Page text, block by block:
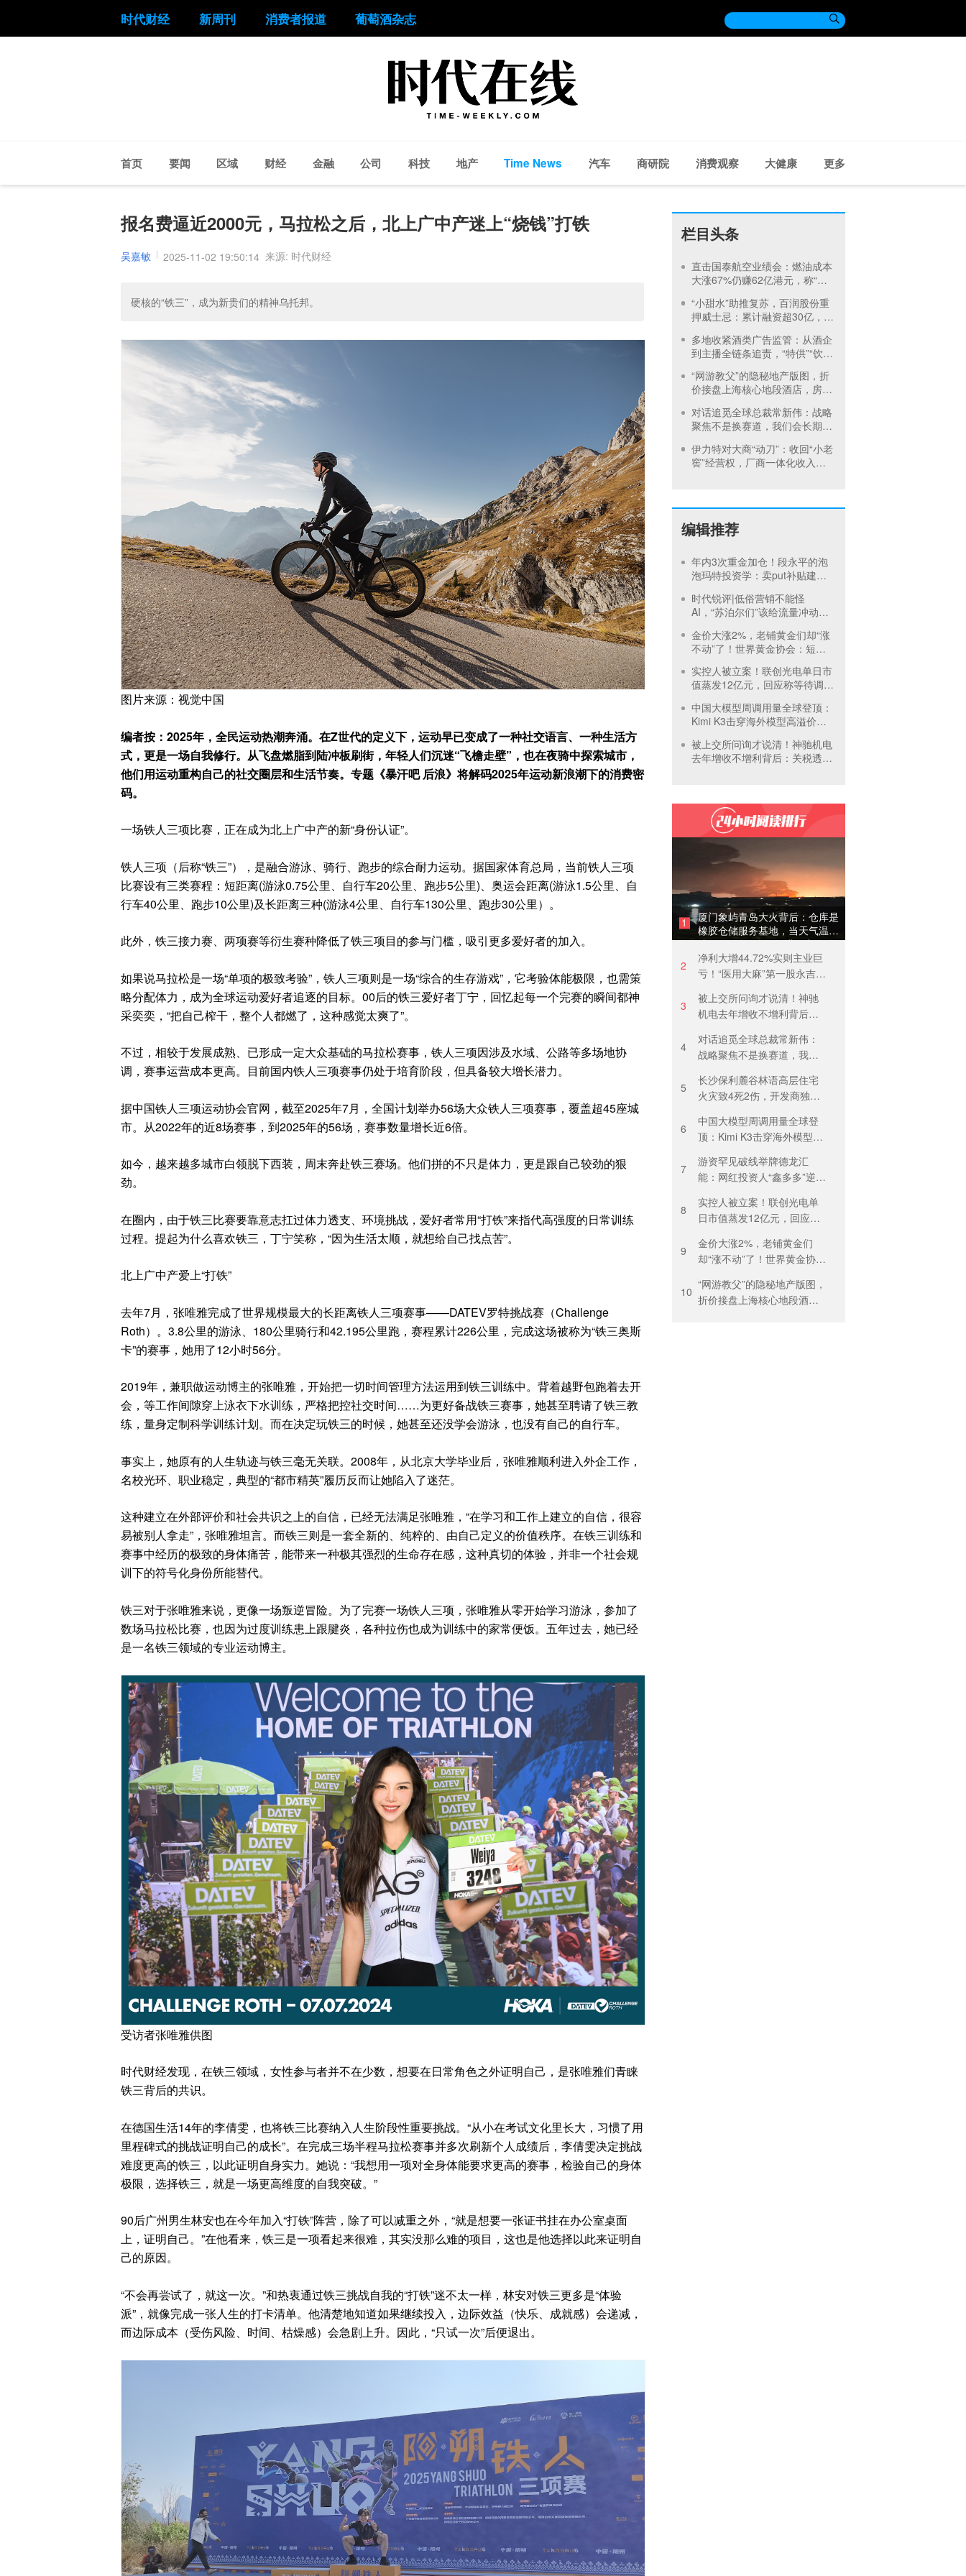
时代财经 新周刊 消费者报道 葡萄酒杂志 
首页 要闻 区域 财经 金融 公司 科技 地产 Time News 汽车 商研院 消费观察 大健康 更多
报名费逼近2000元，马拉松之后，北上广中产迷上“烧钱”打铁
吴嘉敏 2025-11-02 19:50:14 来源: 时代财经
硬核的“铁三”，成为新贵们的精神乌托邦。
图片来源：视觉中国
编者按：2025年，全民运动热潮奔涌。在Z世代的定义下，运动早已变成了一种社交语言、一种生活方
式，更是一场自我修行。从飞盘燃脂到陆冲板刷街，年轻人们沉迷“飞檐走壁”，也在夜骑中探索城市，
他们用运动重构自己的社交圈层和生活节奏。专题《暴汗吧 后浪》将解码2025年运动新浪潮下的消费密
码。
一场铁人三项比赛，正在成为北上广中产的新“身份认证”。
铁人三项（后称“铁三”），是融合游泳、骑行、跑步的综合耐力运动。据国家体育总局，当前铁人三项
比赛设有三类赛程：短距离(游泳0.75公里、自行车20公里、跑步5公里)、奥运会距离(游泳1.5公里、自
行车40公里、跑步10公里)及长距离三种(游泳4公里、自行车130公里、跑步30公里）。
此外，铁三接力赛、两项赛等衍生赛种降低了铁三项目的参与门槛，吸引更多爱好者的加入。
如果说马拉松是一场“单项的极致考验”，铁人三项则是一场“综合的生存游戏”，它考验体能极限，也需策
略分配体力，成为全球运动爱好者追逐的目标。00后的铁三爱好者丁宁，回忆起每一个完赛的瞬间都神
采奕奕，“把自己榨干，整个人都燃了，这种感觉太爽了”。
不过，相较于发展成熟、已形成一定大众基础的马拉松赛事，铁人三项因涉及水域、公路等多场地协
调，赛事运营成本更高。目前国内铁人三项赛事仍处于培育阶段，但具备较大增长潜力。
据中国铁人三项运动协会官网，截至2025年7月，全国计划举办56场大众铁人三项赛事，覆盖超45座城
市。从2022年的近8场赛事，到2025年的56场，赛事数量增长近6倍。
如今，越来越多城市白领脱下西装，周末奔赴铁三赛场。他们拼的不只是体力，更是跟自己较劲的狠
劲。
在圈内，由于铁三比赛要靠意志扛过体力透支、环境挑战，爱好者常用“打铁”来指代高强度的日常训练
过程。提起为什么喜欢铁三，丁宁笑称，“因为生活太顺，就想给自己找点苦”。
北上广中产爱上“打铁”
去年7月，张唯雅完成了世界规模最大的长距离铁人三项赛事——DATEV罗特挑战赛（Challenge
Roth）。3.8公里的游泳、180公里骑行和42.195公里跑，赛程累计226公里，完成这场被称为“铁三奥斯
卡”的赛事，她用了12小时56分。
2019年，兼职做运动博主的张唯雅，开始把一切时间管理方法运用到铁三训练中。背着越野包跑着去开
会，等工作间隙穿上泳衣下水训练，严格把控社交时间……为更好备战铁三赛事，她甚至聘请了铁三教
练，量身定制科学训练计划。而在决定玩铁三的时候，她甚至还没学会游泳，也没有自己的自行车。
事实上，她原有的人生轨迹与铁三毫无关联。2008年，从北京大学毕业后，张唯雅顺利进入外企工作，
名校光环、职业稳定，典型的“都市精英”履历反而让她陷入了迷茫。
这种建立在外部评价和社会共识之上的自信，已经无法满足张唯雅，“在学习和工作上建立的自信，很容
易被别人拿走”，张唯雅坦言。而铁三则是一套全新的、纯粹的、由自己定义的价值秩序。在铁三训练和
赛事中经历的极致的身体痛苦，能带来一种极其强烈的生命存在感，这种真切的体验，并非一个社会规
训下的符号化身份所能替代。
铁三对于张唯雅来说，更像一场叛逆冒险。为了完赛一场铁人三项，张唯雅从零开始学习游泳，参加了
数场马拉松比赛，也因为过度训练患上跟腱炎，各种拉伤也成为训练中的家常便饭。五年过去，她已经
是一名铁三领域的专业运动博主。
受访者张唯雅供图
时代财经发现，在铁三领域，女性参与者并不在少数，想要在日常角色之外证明自己，是张唯雅们青睐
铁三背后的共识。
在德国生活14年的李倩雯，也将铁三比赛纳入人生阶段性重要挑战。“从小在考试文化里长大，习惯了用
里程碑式的挑战证明自己的成长”。在完成三场半程马拉松赛事并多次刷新个人成绩后，李倩雯决定挑战
难度更高的铁三，以此证明自身实力。她说：“我想用一项对全身体能要求更高的赛事，检验自己的身体
极限，选择铁三，就是一场更高维度的自我突破。”
90后广州男生林安也在今年加入“打铁”阵营，除了可以减重之外，“就是想要一张证书挂在办公室桌面
上，证明自己。”在他看来，铁三是一项看起来很难，其实没那么难的项目，这也是他选择以此来证明自
己的原因。
“不会再尝试了，就这一次。”和热衷通过铁三挑战自我的“打铁”迷不太一样，林安对铁三更多是“体验
派”，就像完成一张人生的打卡清单。他清楚地知道如果继续投入，边际效益（快乐、成就感）会递减，
而边际成本（受伤风险、时间、枯燥感）会急剧上升。因此，“只试一次”后便退出。
栏目头条
直击国泰航空业绩会：燃油成本
大涨67%仍赚62亿港元，称“燃
“小甜水”助推复苏，百润股份重
押威士忌：累计融资超30亿，定
多地收紧酒类广告监管：从酒企
到主播全链条追责，“特供”“饮酒
“网游教父”的隐秘地产版图，折
价接盘上海核心地段酒店，房价
对话追觅全球总裁常新伟：战略
聚焦不是换赛道，我们会长期深
伊力特对大商“动刀”：收回“小老
窖”经营权，厂商一体化收入全
编辑推荐
年内3次重金加仓！段永平的泡
泡玛特投资学：卖put补贴建
持有
时代锐评|低俗营销不能怪
AI，“苏泊尔们”该给流量冲动踩
金价大涨2%，老铺黄金们却“涨
不动”了！世界黄金协会：短期
实控人被立案！联创光电单日市
值蒸发12亿元，回应称等待调查
中国大模型周调用量全球登顶：
Kimi K3击穿海外模型高溢价壁
被上交所问询才说清！神驰机电
去年增收不增利背后：关税透支
1
厦门象屿青岛大火背后：仓库是
橡胶仓储服务基地，当天气温未
达预警，集团5月刚进行安全管
理培训
2
净利大增44.72%实则主业巨
亏！“医用大麻”第一股永吉股
收益“保盈”
3
被上交所问询才说清！神驰
机电去年增收不增利背后：
减
4
对话追觅全球总裁常新伟：
战略聚焦不是换赛道，我们
5
长沙保利麓谷林语高层住宅
火灾致4死2伤，开发商独家
6
中国大模型周调用量全球登
顶：Kimi K3击穿海外模型高
价格战
7
游资罕见破线举牌德龙汇
能：网红投资人“鑫多多”逆势
叙事
8
实控人被立案！联创光电单
日市值蒸发12亿元，回应称
9
金价大涨2%，老铺黄金们
却“涨不动”了！世界黄金协
回暖
10
“网游教父”的隐秘地产版图，
折价接盘上海核心地段酒